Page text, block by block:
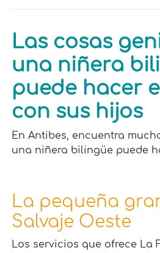
Las cosas
una niñera
puede hacer
con sus hijos
En Antibes, encuentra
una niñera bilingüe puede
La pequeña
Salvaje Oeste
Los servicios que ofrece La